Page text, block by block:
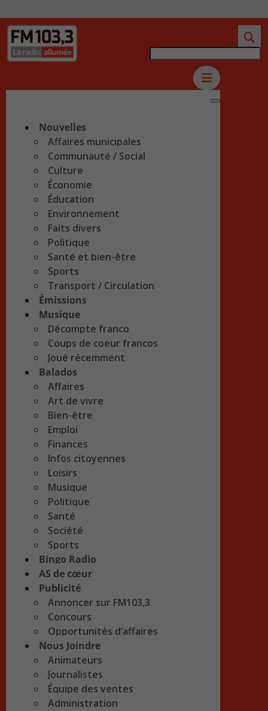
Nouvelles
Affaires municipales
Communauté / Social
Culture
Économie
Éducation
Environnement
Faits divers
Politique
Santé et bien-être
Sports
Transport / Circulation
Émissions
Musique
Décompte franco
Coups de coeur francos
Joué récemment
Balados
Affaires
Art de vivre
Bien-être
Emploi
Finances
Infos citoyennes
Loisirs
Musique
Politique
Santé
Société
Sports
Bingo Radio
AS de cœur
Publicité
Annoncer sur FM103,3
Concours
Opportunités d’affaires
Nous Joindre
Animateurs
Journalistes
Équipe des ventes
Administration